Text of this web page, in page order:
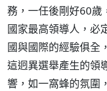
務，一任後剛好60歲
國家最高領導人，必
國與國際的經驗俱全
這迥異選舉產生的領
響，如一窩蜂的氛圍